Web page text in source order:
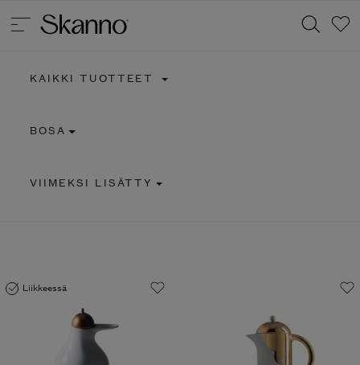
KAIKKI TUOTTEET
BOSA
VIIMEKSI LISÄTTY
Liikkeessä